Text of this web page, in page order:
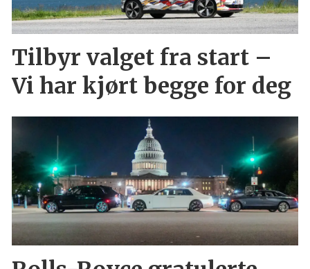
Tilbyr valget fra start –
Vi har kjørt begge for deg